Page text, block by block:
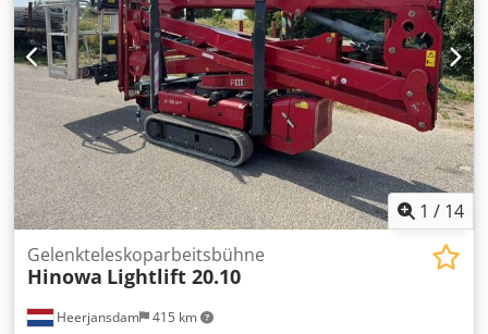
1 / 14
Heerjansdam 415 km
Gelenkteleskoparbeitsbühne
Hinowa Lightlift 20.10